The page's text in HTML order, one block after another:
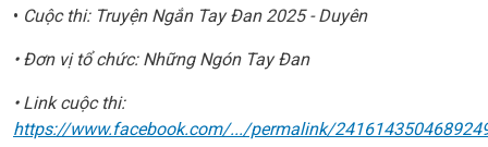
• Cuộc thi: Truyện Ngắn Tay Đan 2025 - Duyên
• Đơn vị tổ chức: Những Ngón Tay Đan
• Link cuộc thi:
https://www.facebook.com/.../permalink/